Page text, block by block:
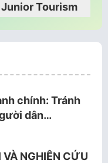
Junior Tourism
2026
tại Việt Nam…
chính: Tránh
dân…
NGHIÊN CỨU